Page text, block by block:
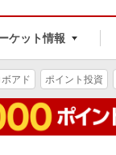
ケット情報
ボアド ポイント投資